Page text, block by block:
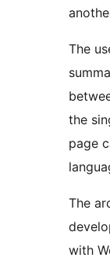
The
the
page
The
with